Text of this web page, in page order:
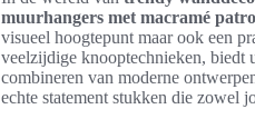
muurhangers met macramé
visueel hoogtepunt maar ook een
veelzijdige knooptechnieken, biedt
combineren van moderne
echte statement stukken die zowel